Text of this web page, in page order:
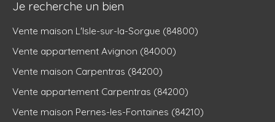
Je recherche un bien
Vente maison L'Isle-sur-la-Sorgue (84800)
Vente appartement Avignon (84000)
Vente maison Carpentras (84200)
Vente appartement Carpentras (84200)
Vente maison Pernes-les-Fontaines (84210)